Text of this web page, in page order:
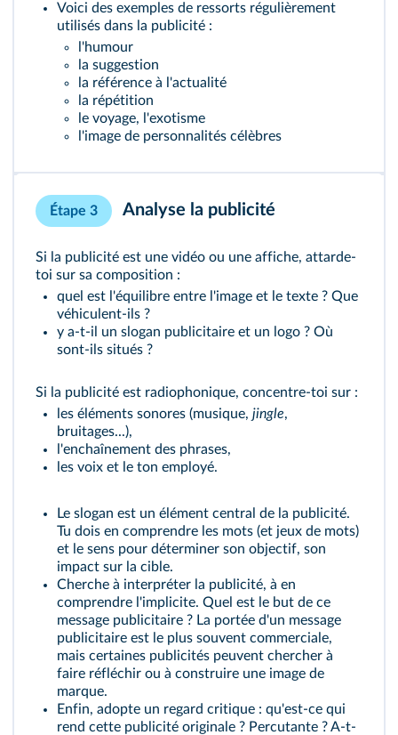
Voici des exemples de ressorts régulièrement
utilisés dans la publicité :
l'humour
la suggestion
la référence à l'actualité
la répétition
le voyage, l'exotisme
l'image de personnalités célèbres
Étape 3 Analyse la publicité
Si la publicité est une vidéo ou une affiche, attarde-
toi sur sa composition :
quel est l'équilibre entre l'image et le texte ? Que
véhiculent-ils ?
y a-t-il un slogan publicitaire et un logo ? Où
sont-ils situés ?
Si la publicité est radiophonique, concentre-toi sur :
les éléments sonores (musique, jingle,
bruitages...),
l'enchaînement des phrases,
les voix et le ton employé.
Le slogan est un élément central de la publicité.
Tu dois en comprendre les mots (et jeux de mots)
et le sens pour déterminer son objectif, son
impact sur la cible.
Cherche à interpréter la publicité, à en
comprendre l'implicite. Quel est le but de ce
message publicitaire ? La portée d'un message
publicitaire est le plus souvent commerciale,
mais certaines publicités peuvent chercher à
faire réfléchir ou à construire une image de
marque.
Enfin, adopte un regard critique : qu'est-ce qui
rend cette publicité originale ? Percutante ? A-t-